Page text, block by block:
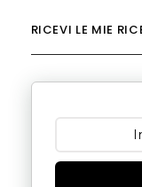
RICEVI LE MIE